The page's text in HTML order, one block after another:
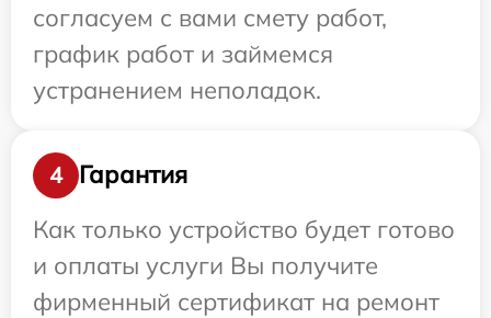
согласуем с вами смету работ,
график работ и займемся
устранением неполадок.
4
Гарантия
Как только устройство будет готово
и оплаты услуги Вы получите
фирменный сертификат на ремонт